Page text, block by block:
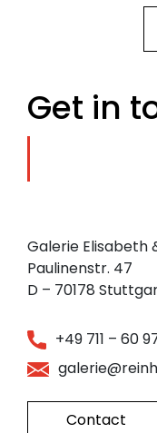
Get in
Galerie Elisabeth
Paulinenstr. 47
D – 70178
+49 711 – 60
Contact